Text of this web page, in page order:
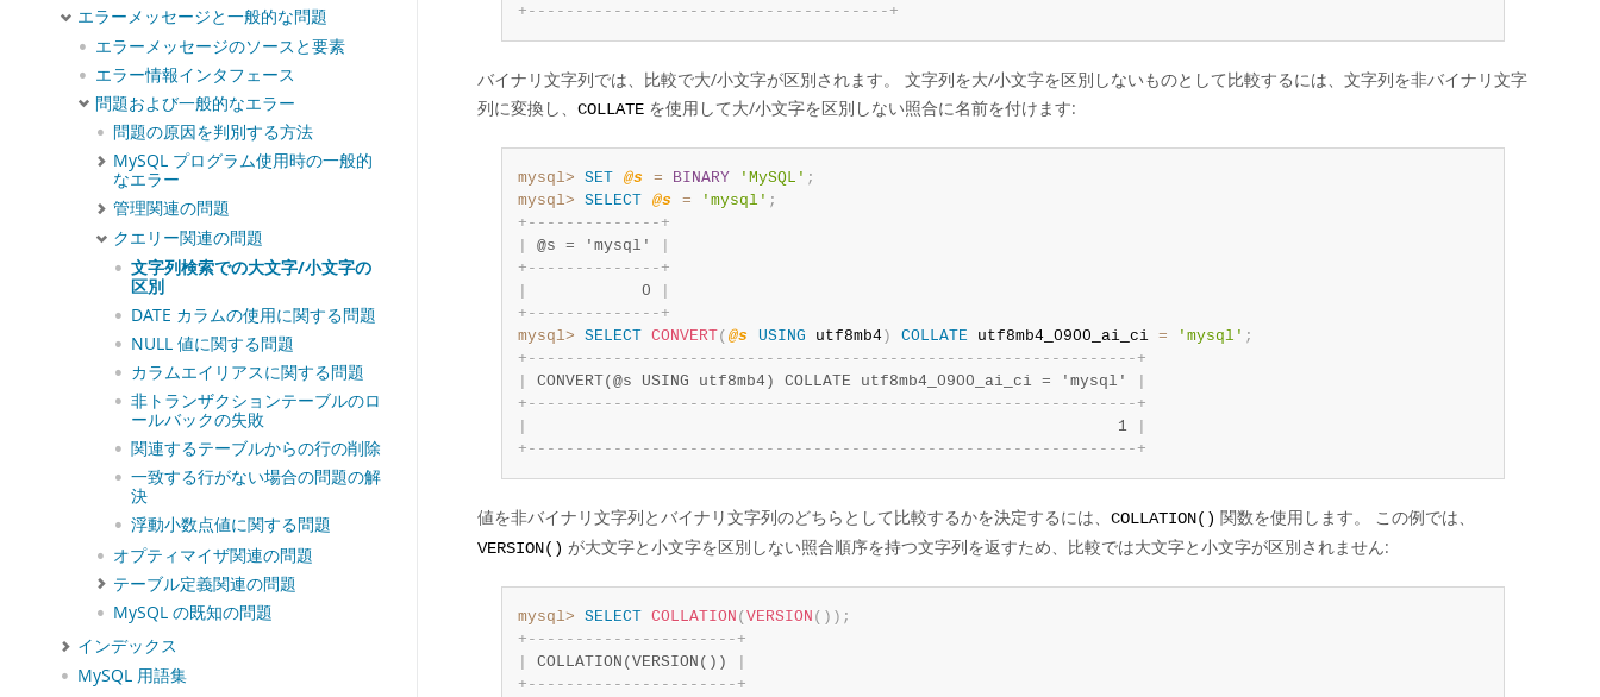
エラーメッセージと一般的な問題
エラーメッセージのソースと要素
エラー情報インタフェース
問題および一般的なエラー
問題の原因を判別する方法
MySQL プログラム使用時の一般的
なエラー
管理関連の問題
クエリー関連の問題
文字列検索での大文字/小文字の
区別
DATE カラムの使用に関する問題
NULL 値に関する問題
カラムエイリアスに関する問題
非トランザクションテーブルのロ
ールバックの失敗
関連するテーブルからの行の削除
一致する行がない場合の問題の解
決
浮動小数点値に関する問題
オプティマイザ関連の問題
テーブル定義関連の問題
MySQL の既知の問題
インデックス
MySQL 用語集
+ - - - - - - - - - - - - - - - - - - - - - - - - - - - - - - - - - - - - - - +
バイナリ文字列では、比較で大/小文字が区別されます。 文字列を大/小文字を区別しないものとして比較するには、文字列を非バイナリ文字
列に変換し、
COLLATE を使用して大/小文字を区別しない照合に名前を付けます:
mysql> SET @s = BINARY 'MySQL' ;
mysql> SELECT @s = 'mysql' ;
+ - - - - - - - - - - - - - - +
@s = 'mysql'
+ - - - - - - - - - - - - - - +
            0
+ - - - - - - - - - - - - - - +
mysql> SELECT CONVERT( @s USING utf8mb4) COLLATE utf8mb4_0900_ai_ci = 'mysql' ;
+ - - - - - - - - - - - - - - - - - - - - - - - - - - - - - - - - - - - - - - - - - - - - - - - - - - - - - - - - - - - - - - - - +
CONVERT(@s USING utf8mb4) COLLATE utf8mb4_0900_ai_ci = 'mysql'
+ - - - - - - - - - - - - - - - - - - - - - - - - - - - - - - - - - - - - - - - - - - - - - - - - - - - - - - - - - - - - - - - - +
                                                              1
+ - - - - - - - - - - - - - - - - - - - - - - - - - - - - - - - - - - - - - - - - - - - - - - - - - - - - - - - - - - - - - - - - +
値を非バイナリ文字列とバイナリ文字列のどちらとして比較するかを決定するには、 COLLATION() 関数を使用します。 この例では、
VERSION() が大文字と小文字を区別しない照合順序を持つ文字列を返すため、比較では大文字と小文字が区別されません:
mysql> SELECT COLLATION (VERSION ( ) ) ;
+ - - - - - - - - - - - - - - - - - - - - - - +
COLLATION(VERSION())
+ - - - - - - - - - - - - - - - - - - - - - - +